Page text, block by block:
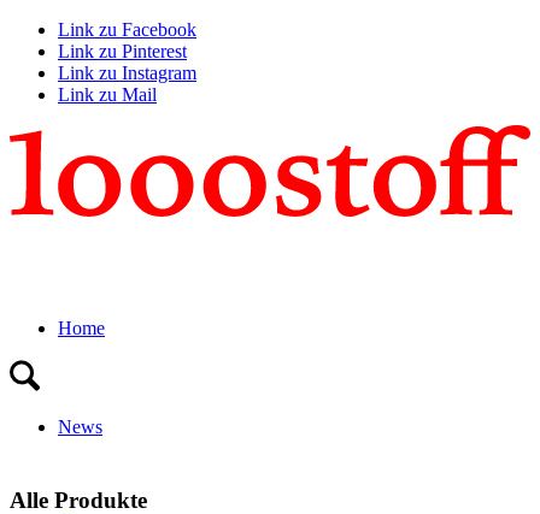
Link zu Facebook
Link zu Pinterest
Link zu Instagram
Link zu Mail
Home
News
Alle Produkte